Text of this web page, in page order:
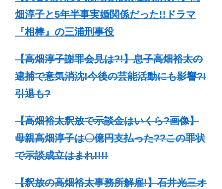
畑淳子と5年半事実婚関係だった!!ドラマ
『相棒』の三浦刑事役
【高畑淳子謝罪会見は?!】息子高畑裕太の
逮捕で意気消沈!今後の芸能活動にも影響?!
引退も?
【高畑裕太釈放で示談金はいくら?画像】
母親高畑淳子は〇億円支払った??この罪状
で示談成立はまれ!!!!
【釈放の高畑裕太事務所解雇!】石井光三オ